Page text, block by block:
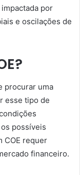
por
e oscilações de
procurar uma
esse tipo de
possíveis
COE requer
financeiro.